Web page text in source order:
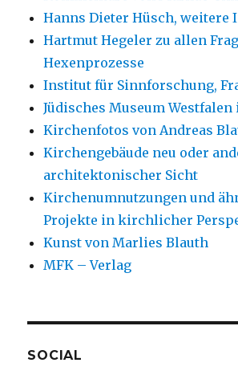
Hanns Dieter Hüsch, weitere
Hartmut Hegeler zu allen
Hexenprozesse
Institut für Sinnforschung,
Jüdisches Museum
Kirchenfotos von Andreas
Kirchengebäude neu oder
architektonischer Sicht
Kirchenumnutzungen und
Projekte in kirchlicher
Kunst von Marlies Blauth
MFK – Verlag
SOCIAL